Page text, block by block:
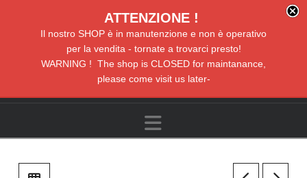
Navigation
ATTENZIONE !
Il nostro SHOP è in manutenzione e non è operativo
per la vendita - tornate a trovarci presto!
WARNING ! The shop is CLOSED for maintanance,
please come visit us later-